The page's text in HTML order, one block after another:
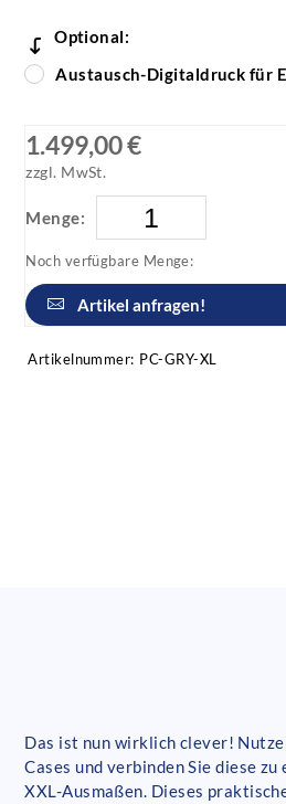
Optional:
Austausch-Digitaldruck für
1.499,00 €
zzgl. MwSt.
Menge:
Noch verfügbare Menge:
Artikel anfragen!
Artikelnummer: PC-GRY-XL
Das ist nun wirklich clever!
Cases und verbinden Sie diese
XXL-Ausmaßen. Dieses